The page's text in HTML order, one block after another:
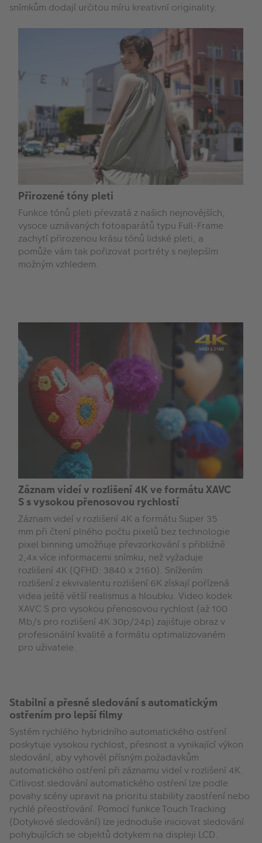
snímkům dodají určitou míru kreativní originality.
Přirozené tóny pleti
Funkce tónů pleti převzatá z našich nejnovějších,
vysoce uznávaných fotoaparátů typu Full-Frame
zachytí přirozenou krásu tónů lidské pleti, a
pomůže vám tak pořizovat portréty s nejlepším
možným vzhledem.
Záznam videí v rozlišení 4K ve formátu XAVC
S s vysokou přenosovou rychlostí
Záznam videí v rozlišení 4K a formátu Super 35
mm při čtení plného počtu pixelů bez technologie
pixel binning umožňuje převzorkování s přibližně
2,4x více informacemi snímku, než vyžaduje
rozlišení 4K (QFHD: 3840 x 2160). Snížením
rozlišení z ekvivalentu rozlišení 6K získají pořízená
videa ještě větší realismus a hloubku. Video kodek
XAVC S pro vysokou přenosovou rychlost (až 100
Mb/s pro rozlišení 4K 30p/24p) zajišťuje obraz v
profesionální kvalitě a formátu optimalizovaném
pro uživatele.
Stabilní a přesné sledování s automatickým
ostřením pro lepší filmy
Systém rychlého hybridního automatického ostření
poskytuje vysokou rychlost, přesnost a vynikající výkon
sledování, aby vyhověl přísným požadavkům
automatického ostření při záznamu videí v rozlišení 4K.
Citlivost sledování automatického ostření lze podle
povahy scény upravit na prioritu stability zaostření nebo
rychlé přeostřování. Pomocí funkce Touch Tracking
(Dotykové sledování) lze jednoduše iniciovat sledování
pohybujících se objektů dotykem na displeji LCD.